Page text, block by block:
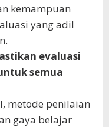
kemampuan
yang adil
evaluasi
semua
metode penilaian
gaya belajar